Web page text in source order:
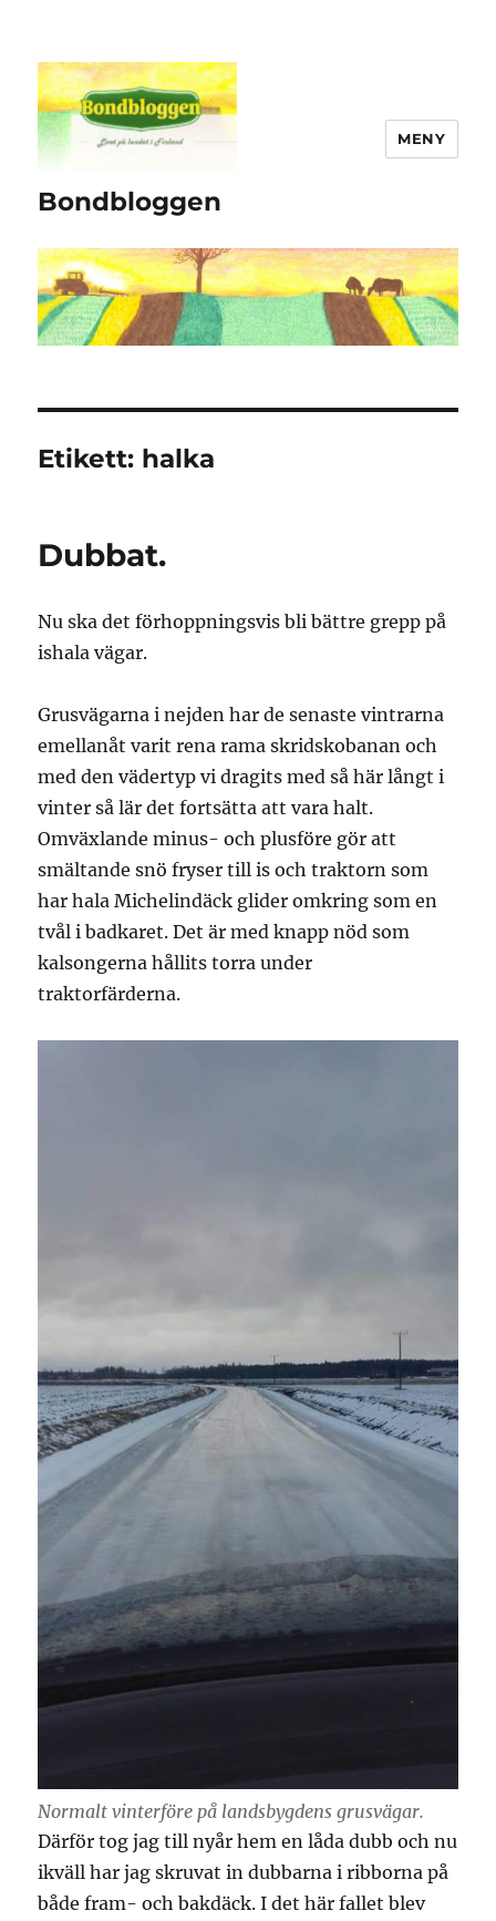
Bondbloggen
MENY
Etikett: halka
Dubbat.
Nu ska det förhoppningsvis bli bättre grepp på
ishala vägar.
Grusvägarna i nejden har de senaste vintrarna
emellanåt varit rena rama skridskobanan och
med den vädertyp vi dragits med så här långt i
vinter så lär det fortsätta att vara halt.
Omväxlande minus- och plusföre gör att
smältande snö fryser till is och traktorn som
har hala Michelindäck glider omkring som en
tvål i badkaret. Det är med knapp nöd som
kalsongerna hållits torra under
traktorfärderna.
Normalt vinterföre på landsbygdens grusvägar.
Därför tog jag till nyår hem en låda dubb och nu
ikväll har jag skruvat in dubbarna i ribborna på
både fram- och bakdäck. I det här fallet blev